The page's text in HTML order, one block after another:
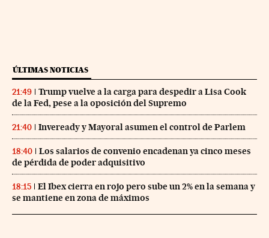
ÚLTIMAS NOTICIAS
21:49
Trump vuelve a la carga para despedir a Lisa Cook
de la Fed, pese a la oposición del Supremo
21:40 Inveready y Mayoral asumen el control de Parlem
18:40
Los salarios de convenio encadenan ya cinco meses
de pérdida de poder adquisitivo
18:15
El Ibex cierra en rojo pero sube un 2% en la semana y
se mantiene en zona de máximos